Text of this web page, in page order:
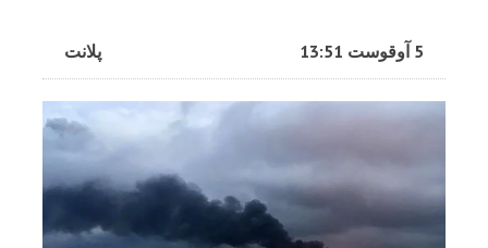
پلانت 5 آوقوست 13:51